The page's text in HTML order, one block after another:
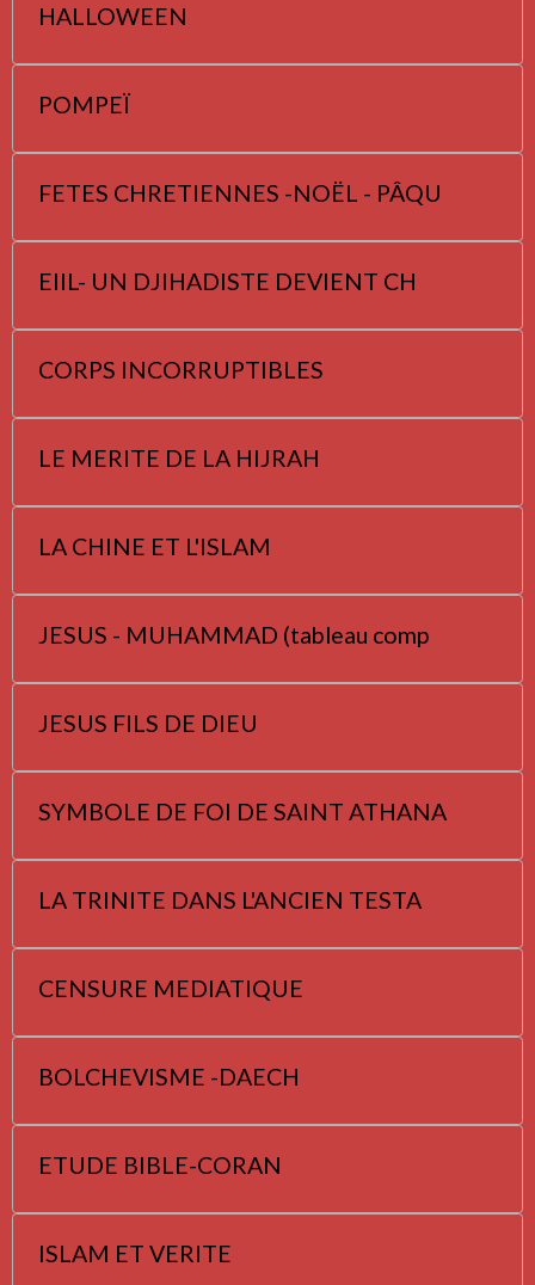
HALLOWEEN
POMPEÏ
FETES CHRETIENNES -NOËL - PÂQU
EIIL- UN DJIHADISTE DEVIENT CH
CORPS INCORRUPTIBLES
LE MERITE DE LA HIJRAH
LA CHINE ET L'ISLAM
JESUS - MUHAMMAD (tableau comp
JESUS FILS DE DIEU
SYMBOLE DE FOI DE SAINT ATHANA
LA TRINITE DANS L'ANCIEN TESTA
CENSURE MEDIATIQUE
BOLCHEVISME -DAECH
ETUDE BIBLE-CORAN
ISLAM ET VERITE